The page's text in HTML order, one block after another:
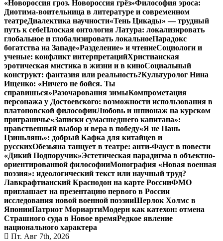
«Новороссия гроз. Новороссия грёз»Философия эроса:
Диотима-воительница в литературе и современном
театреДиалектика научности«Тень Цикады» — трудный
путь к себеПлоская онтология Латура: локализировать
глобальное и глобализировать локальноеПарадокс
богатства на Западе«Разделение» и чтениеСоциологи и
ученые: конфликт интерпретацийХристианская
эротическая мистика в жизни и в киноСоциальный
конструкт: фантазия или реальность?Культуролог Нина
Ищенко: «Ничего не бойся. Ты
справишься»Разочарования зимыКомпрометация
персонажа у Достоевского: возможности использования в
платоновской философииЛюбовь и шпионаж на курском
приграничье«Записки сумасшедшего капитана»:
нравственный выбор и вера в победу«Я не Пань
Цзиньлянь»: добрый Кафка для китайцев и
русскихОбезьяна танцует в театре: анти-Фауст в повести
«Дикий Подпоручик»Эстетическая парадигма в объектно-
ориентированной философииМонография «Новая военная
поэзия»: идеологический текст или научный труд?
Лавкрафтианский Краснодон на карте РоссииФМО
приглашает на презентацию первого в России
исследования новой военной поэзииШерлок Холмс в
ЯпонииПатриот МориартиМодерн как катехон: отмена
Страшного суда в Новое времяРедкое явление
национального характера
Пт. Авг 7th, 2026